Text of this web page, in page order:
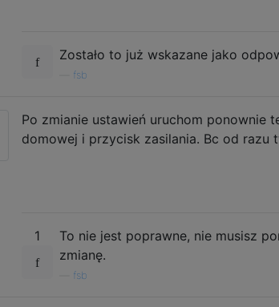
Zostało to już wskazane jako
fsb
Po zmianie ustawień uruchom ponownie
domowej i przycisk zasilania. Bc od razu
1
To nie jest poprawne, nie musisz
zmianę.
fsb